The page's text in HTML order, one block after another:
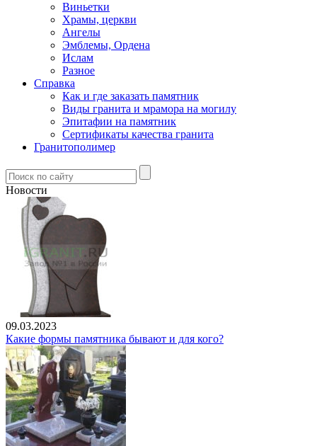
Виньетки
Храмы, церкви
Ангелы
Эмблемы, Ордена
Ислам
Разное
Справка
Как и где заказать памятник
Виды гранита и мрамора на могилу
Эпитафии на памятник
Сертификаты качества гранита
Гранитополимер
Новости
09.03.2023
Какие формы памятника бывают и для кого?